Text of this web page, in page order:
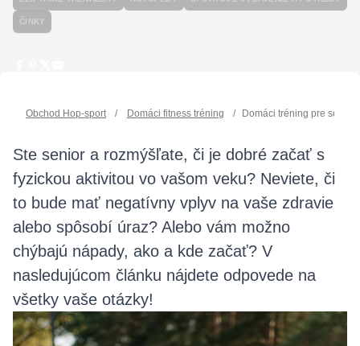
ČINKY
Obchod Hop-sport / Domáci fitness tréning / Domáci tréning pre
Ste senior a rozmýšľate, či je dobré začať s
fyzickou aktivitou vo vašom veku? Neviete, či
to bude mať negatívny vplyv na vaše zdravie
alebo spôsobí úraz? Alebo vám možno
chýbajú nápady, ako a kde začať? V
nasledujúcom článku nájdete odpovede na
všetky vaše otázky!